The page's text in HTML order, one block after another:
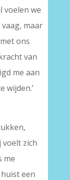
voelen we
maar
ons
van
me aan
wijden.’
voelt zich
me
een